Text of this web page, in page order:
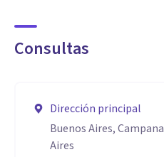
Consultas
Dirección principal
Buenos Aires,
Aires